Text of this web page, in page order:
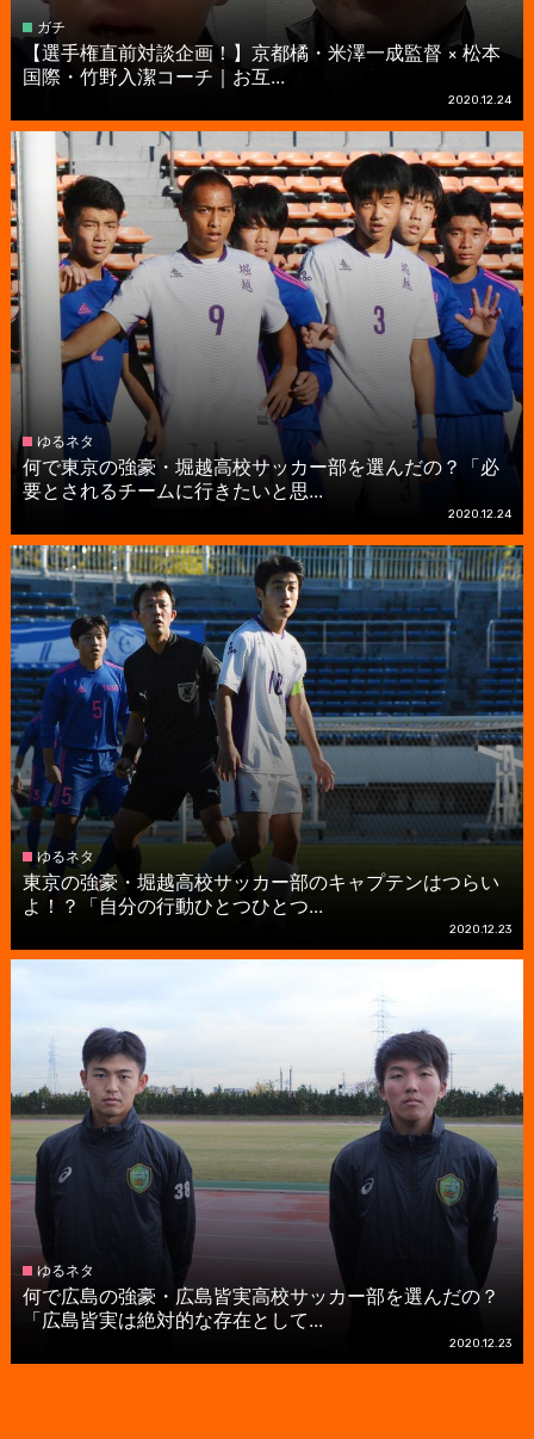
ガチ
【選手権直前対談企画！】京都橘・米澤一成監督 × 松本
国際・竹野入潔コーチ｜お互...
2020.12.24
ゆるネタ
何で東京の強豪・堀越高校サッカー部を選んだの？「必
要とされるチームに行きたいと思...
2020.12.24
ゆるネタ
東京の強豪・堀越高校サッカー部のキャプテンはつらい
よ！？「自分の行動ひとつひとつ...
2020.12.23
ゆるネタ
何で広島の強豪・広島皆実高校サッカー部を選んだの？
「広島皆実は絶対的な存在として...
2020.12.23